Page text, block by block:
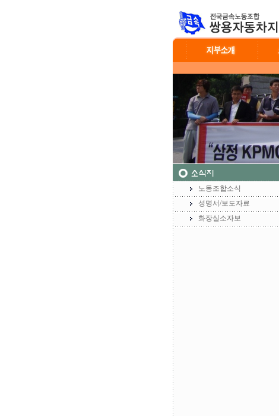
노동조합소식
성명서/보도자료
화장실소자보